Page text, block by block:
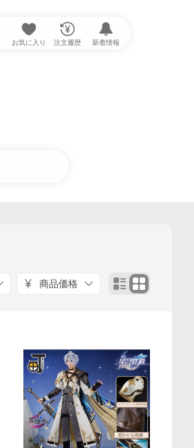
お気に入り 注文履歴 新着情報
商品価格